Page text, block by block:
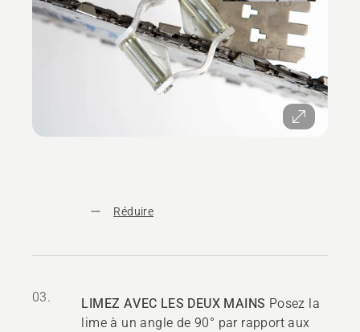
Réduire
03. LIMEZ AVEC LES DEUX MAINS Posez la
lime à un angle de 90° par rapport aux